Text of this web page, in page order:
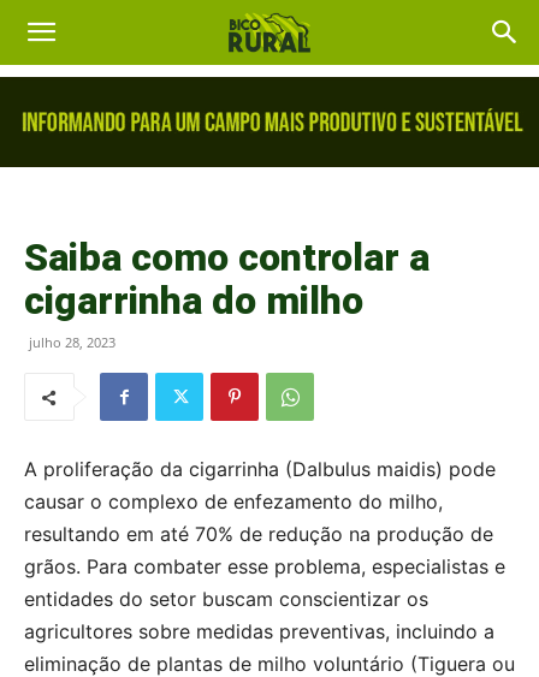
Saiba como controlar a
cigarrinha do milho
julho 28, 2023
A proliferação da cigarrinha (Dalbulus maidis) pode
causar o complexo de enfezamento do milho,
resultando em até 70% de redução na produção de
grãos. Para combater esse problema, especialistas e
entidades do setor buscam conscientizar os
agricultores sobre medidas preventivas, incluindo a
eliminação de plantas de milho voluntário (Tiguera ou